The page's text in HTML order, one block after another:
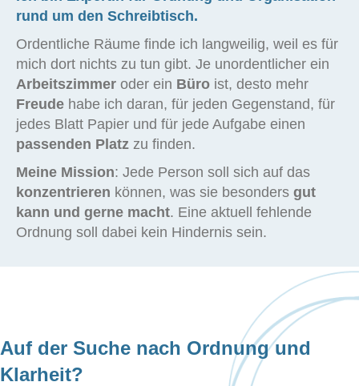
rund um den Schreibtisch.
Ordentliche Räume finde ich langweilig, weil es für
mich dort nichts zu tun gibt. Je unordentlicher ein
Arbeitszimmer oder ein Büro ist, desto mehr
Freude habe ich daran, für jeden Gegenstand, für
jedes Blatt Papier und für jede Aufgabe einen
passenden Platz zu finden.
Meine Mission: Jede Person soll sich auf das
konzentrieren können, was sie besonders gut
kann und gerne macht. Eine aktuell fehlende
Ordnung soll dabei kein Hindernis sein.
Auf der Suche nach Ordnung und
Klarheit?